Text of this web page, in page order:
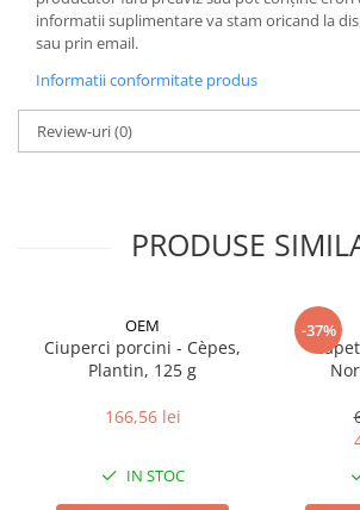
informatii suplimentare va stam oricand la
sau prin email.
Informatii conformitate produs
Review-uri(0)
PRODUSE
OEM
Ciuperci porcini - Cèpes,
Plantin, 125 g
166,56 lei
IN STOC
-37%